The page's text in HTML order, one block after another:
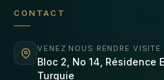
CONTACT
VENEZ NOUS RENDRE VISITE
Bloc 2, No 14, Résidence
Turquie